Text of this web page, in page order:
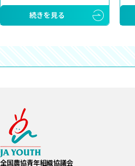
続きを見る
全国農協青年組織協議会